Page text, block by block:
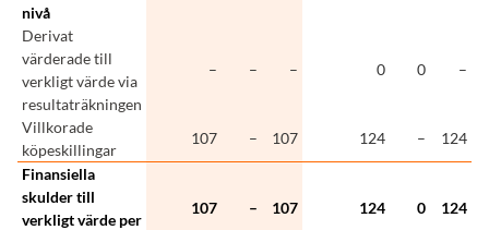
nivå
Derivat
värderade till
verkligt värde via
resultaträkningen
– – – 0 0 –
Villkorade
köpeskillingar
107 – 107 124 –
124
Finansiella
skulder till
verkligt värde per
107 – 107 124 0 124